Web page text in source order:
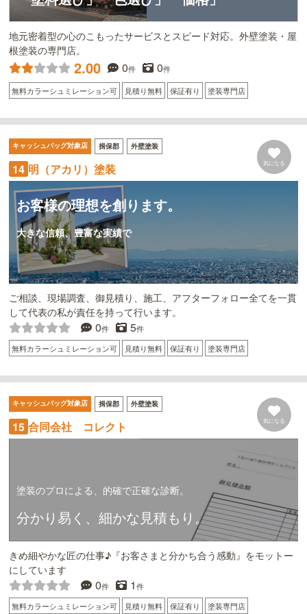
地元密着型の心のこもったサービスとスピード対応。外壁塗装・屋
根塗装の専門店。
2.00 0件 0件
無料カラーシュミレーション可 見積り無料 保証有り 塗装専門店
キャッシュバッグ対象店 揖保郡 外壁塗装
14 明（アカリ）塗装 気になる
お客様の理想を創ります。
大きな信頼、豊富な実績で
ご相談、現場調査、御見積り、施工、アフターフォロー全てを一貫
して代表の私が責任を持って行います。
0件 5件
無料カラーシュミレーション可 見積り無料 保証有り 塗装専門店
キャッシュバッグ対象店 揖保郡 外壁塗装
15 合同会社 コレクト 気になる
塗装のプロによる、的確で正確な診断。
分かり易く、細かな見積もり。
きめ細やかな匠の仕事♪『お客さまと分かち合う感動』をモットー
にしています
0件 1件
無料カラーシュミレーション可 見積り無料 保証有り 塗装専門店